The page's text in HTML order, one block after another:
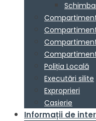
Poliția Locală
Executări silite
Exproprieri
Casierie
Informații de